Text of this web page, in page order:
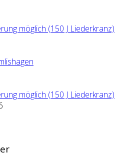
möglich (150 J Liederkranz)
möglich (150 J Liederkranz)